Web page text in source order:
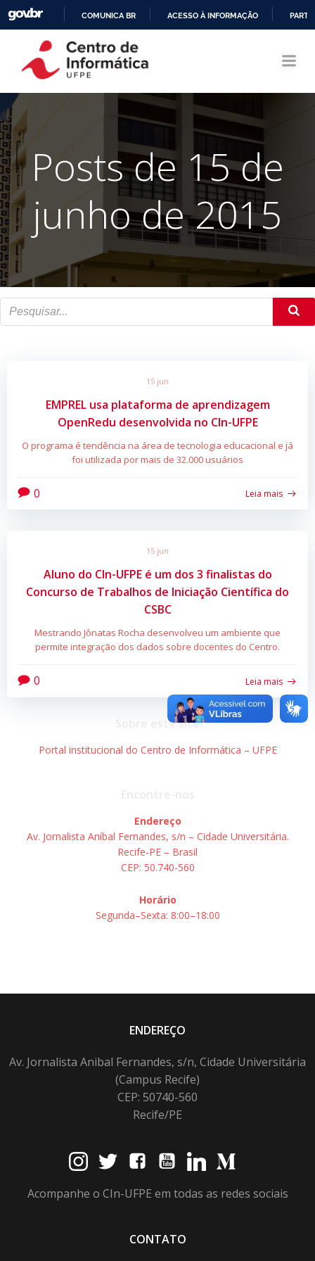
CONTEÚDO
COMUNICA BR ACESSO À INFORMAÇÃO
Posts de 15 de
junho de 2015
15 jun
EMPREL usa plataforma de aprendizagem
OpenRedu desenvolvida no CIn-UFPE
O programa é tendência na área de tecnologia educacional e já
foi utilizada por mais de 32.000 usuários
0 Leia mais
15 jun
Aluno do CIn-UFPE é um dos 3 finalistas do
Concurso de Trabalhos de Iniciação Científica do
CSBC
Mestrando Jônatas Rocha desenvolveu um ambiente que
permite integração dos dados sobre docentes do Centro.
0 Leia mais
Sobre este site
Portal institucional do Centro de Informática – UFPE
Endereço
Av. Jornalista Aníbal Fernandes, s/n – Cidade Universitária.
Recife-PE – Brasil
CEP: 50.740-560
Horário
Segunda–Sexta: 8:00–18:00
ENDEREÇO
Av. Jornalista Anibal Fernandes, s/n, Cidade Universitária
(Campus Recife)
CEP: 50740-560
Recife/PE
Acompanhe o CIn-UFPE em todas as redes sociais
CONTATO